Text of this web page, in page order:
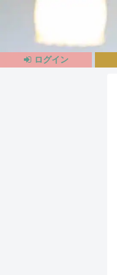
ログイン